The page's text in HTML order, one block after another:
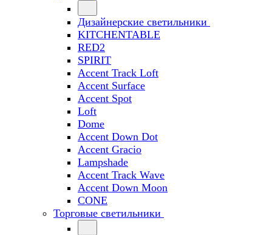
Дизайнерские светильники
KITCHENTABLE
RED2
SPIRIT
Accent Track Loft
Accent Surface
Accent Spot
Loft
Dome
Accent Down Dot
Accent Gracio
Lampshade
Accent Track Wave
Accent Down Moon
CONE
Торговые светильники